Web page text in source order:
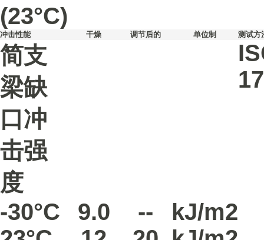
(23°C)
冲击性能 干燥 调节后的 单位制 测试方
简支
梁缺
口冲
击强
度
-30°C 9.0 --
kJ/m2